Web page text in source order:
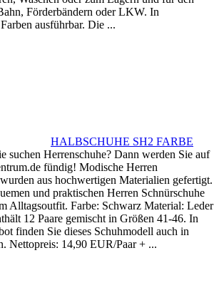
Förderbändern oder LKW. In
ausführbar. Die ...
HALBSCHUHE SH2 FARBE
suchen Herrenschuhe? Dann werden Sie auf
fündig! Modische Herren
aus hochwertigen Materialien gefertigt.
und praktischen Herren Schnürschuhe
Alltagsoutfit. Farbe: Schwarz Material: Leder
12 Paare gemischt in Größen 41-46. In
finden Sie dieses Schuhmodell auch in
Nettopreis: 14,90 EUR/Paar + ...